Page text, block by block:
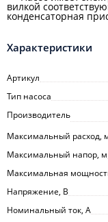
вилкой
конденсаторная
Характеристики
Артикул
Тип насоса
Производитель
Максимальный расход,
Максимальный напор, м
Максимальная
Напряжение, В
Номинальный ток, А